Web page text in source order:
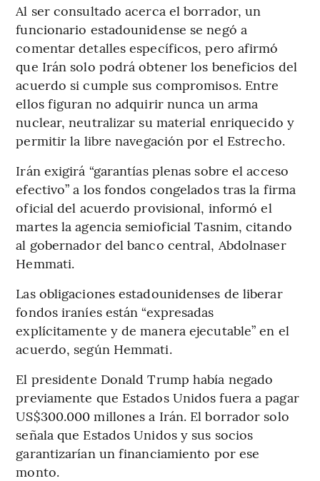
Al ser consultado acerca el borrador, un
funcionario estadounidense se negó a
comentar detalles específicos, pero afirmó
que Irán solo podrá obtener los beneficios del
acuerdo si cumple sus compromisos. Entre
ellos figuran no adquirir nunca un arma
nuclear, neutralizar su material enriquecido y
permitir la libre navegación por el Estrecho.
Irán exigirá “garantías plenas sobre el acceso
efectivo” a los fondos congelados tras la firma
oficial del acuerdo provisional, informó el
martes la agencia semioficial Tasnim, citando
al gobernador del banco central, Abdolnaser
Hemmati.
Las obligaciones estadounidenses de liberar
fondos iraníes están “expresadas
explícitamente y de manera ejecutable” en el
acuerdo, según Hemmati.
El presidente Donald Trump había negado
previamente que Estados Unidos fuera a pagar
US$300.000 millones a Irán. El borrador solo
señala que Estados Unidos y sus socios
garantizarían un financiamiento por ese
monto.